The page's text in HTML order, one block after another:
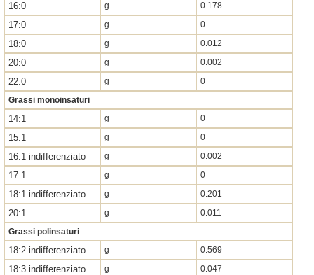
16:0 g 0.178
17:0 g 0
18:0 g 0.012
20:0 g 0.002
22:0 g
0
Grassi monoinsaturi
14:1 g 0
15:1 g 0
16:1 indifferenziato g 0.002
17:1 g 0
18:1 indifferenziato g 0.201
20:1 g
0.011
Grassi polinsaturi
18:2 indifferenziato g 0.569
18:3 indifferenziato g 0.047